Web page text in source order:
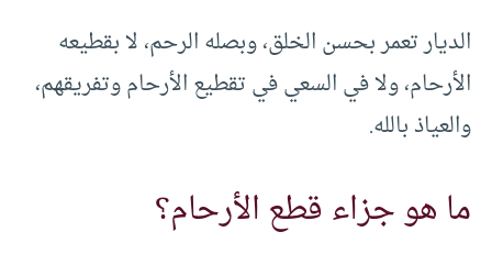
الديار تعمر بحسن الخلق، وبصله الرحم، لا بقطيعه
الأرحام، ولا في السعي في تقطيع الأرحام وتفريقهم،
والعياذ بالله.
ما هو جزاء قطع الأرحام؟